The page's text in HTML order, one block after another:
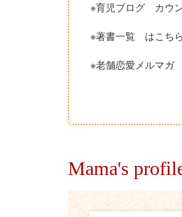
※育児ブログ カウ
※著書一覧 はこち
※老舗恋愛メルマガ
Mama's